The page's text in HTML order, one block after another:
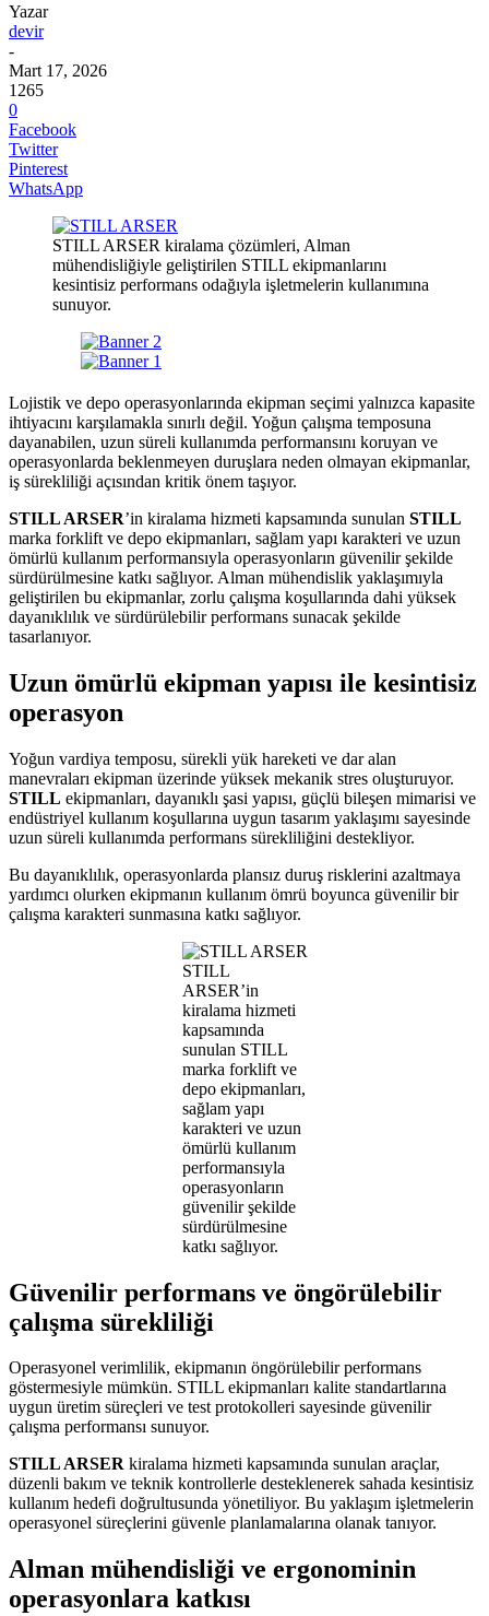
Yazar
devir
-
Mart 17, 2026
1265
0
Facebook
Twitter
Pinterest
WhatsApp
STILL ARSER kiralama çözümleri, Alman
mühendisliğiyle geliştirilen STILL ekipmanlarını
kesintisiz performans odağıyla işletmelerin kullanımına
sunuyor.
Lojistik ve depo operasyonlarında ekipman seçimi yalnızca kapasite
ihtiyacını karşılamakla sınırlı değil. Yoğun çalışma temposuna
dayanabilen, uzun süreli kullanımda performansını koruyan ve
operasyonlarda beklenmeyen duruşlara neden olmayan ekipmanlar,
iş sürekliliği açısından kritik önem taşıyor.
STILL ARSER’in kiralama hizmeti kapsamında sunulan STILL
marka forklift ve depo ekipmanları, sağlam yapı karakteri ve uzun
ömürlü kullanım performansıyla operasyonların güvenilir şekilde
sürdürülmesine katkı sağlıyor. Alman mühendislik yaklaşımıyla
geliştirilen bu ekipmanlar, zorlu çalışma koşullarında dahi yüksek
dayanıklılık ve sürdürülebilir performans sunacak şekilde
tasarlanıyor.
Uzun ömürlü ekipman yapısı ile kesintisiz
operasyon
Yoğun vardiya temposu, sürekli yük hareketi ve dar alan
manevraları ekipman üzerinde yüksek mekanik stres oluşturuyor.
STILL ekipmanları, dayanıklı şasi yapısı, güçlü bileşen mimarisi ve
endüstriyel kullanım koşullarına uygun tasarım yaklaşımı sayesinde
uzun süreli kullanımda performans sürekliliğini destekliyor.
Bu dayanıklılık, operasyonlarda plansız duruş risklerini azaltmaya
yardımcı olurken ekipmanın kullanım ömrü boyunca güvenilir bir
çalışma karakteri sunmasına katkı sağlıyor.
STILL
ARSER’in
kiralama hizmeti
kapsamında
sunulan STILL
marka forklift ve
depo ekipmanları,
sağlam yapı
karakteri ve uzun
ömürlü kullanım
performansıyla
operasyonların
güvenilir şekilde
sürdürülmesine
katkı sağlıyor.
Güvenilir performans ve öngörülebilir
çalışma sürekliliği
Operasyonel verimlilik, ekipmanın öngörülebilir performans
göstermesiyle mümkün. STILL ekipmanları kalite standartlarına
uygun üretim süreçleri ve test protokolleri sayesinde güvenilir
çalışma performansı sunuyor.
STILL ARSER kiralama hizmeti kapsamında sunulan araçlar,
düzenli bakım ve teknik kontrollerle desteklenerek sahada kesintisiz
kullanım hedefi doğrultusunda yönetiliyor. Bu yaklaşım işletmelerin
operasyonel süreçlerini güvenle planlamalarına olanak tanıyor.
Alman mühendisliği ve ergonominin
operasyonlara katkısı